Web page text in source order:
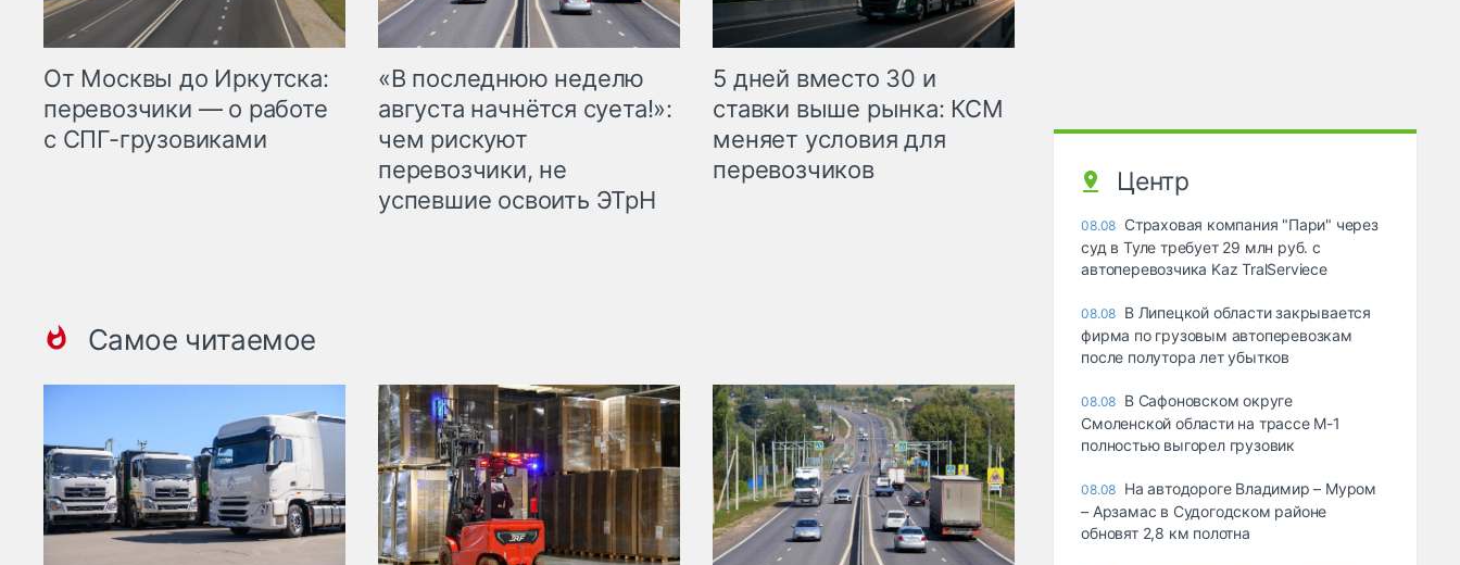
От Москвы до Иркутска:
перевозчики — о работе
с СПГ-грузовиками
«В последнюю неделю
августа начнётся суета!»:
чем рискуют
перевозчики, не
успевшие освоить ЭТрН
5 дней вместо 30 и
ставки выше рынка: КСМ
меняет условия для
перевозчиков
Самое читаемое
Центр
08.08 Страховая компания "Пари" через
суд в Туле требует 29 млн руб. с
автоперевозчика Kaz TralServiece
08.08 В Липецкой области закрывается
фирма по грузовым автоперевозкам
после полутора лет убытков
08.08 В Сафоновском округе
Смоленской области на трассе М-1
полностью выгорел грузовик
08.08 На автодороге Владимир – Муром
– Арзамас в Судогодском районе
обновят 2,8 км полотна